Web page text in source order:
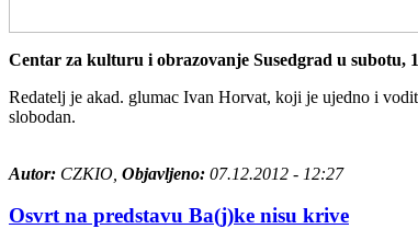
Centar za kulturu i obrazovanje Susedgrad u subotu,
Redatelj je akad. glumac Ivan Horvat, koji je ujedno i
slobodan.
Autor: CZKIO, Objavljeno: 07.12.2012 - 12:27
Osvrt na predstavu Ba(j)ke nisu krive